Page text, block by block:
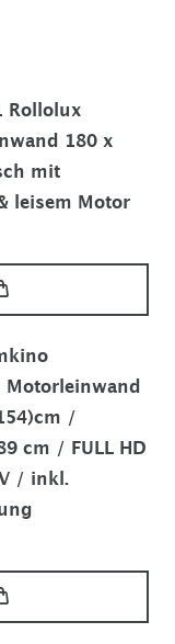
Rollolux
180 x
mit
leisem Motor
Motorleinwand
/
cm / FULL HD
/ inkl.